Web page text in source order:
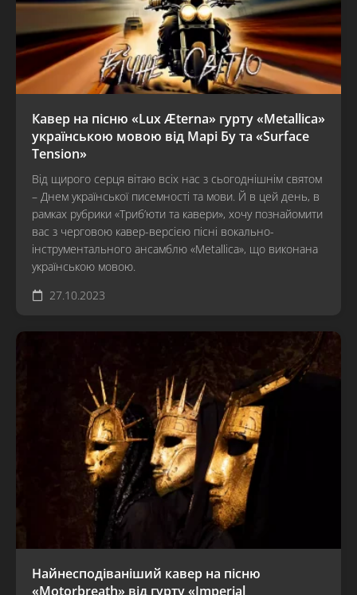
Кавер на пісню «Lux Æterna» гурту «Metallica»
українською мовою від Марі Бу та «Surface
Tension»
Від щирого серця вітаю всіх нас з сьогоднішнім святом
– Днем української писемності та мови. Й в цей день, в
рамках рубрики «Триб’юти та кавери», хочу познайомити
вас з черговою кавер-версією пісні вокально-
інструментального ансамблю «Metallica», що виконана
українською мовою.
27.10.2023
Найнесподіваніший кавер на пісню
«Motorbreath» від гурту «Imperial